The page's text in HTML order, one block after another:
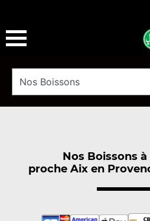
Nos Boissons
proche Aix en